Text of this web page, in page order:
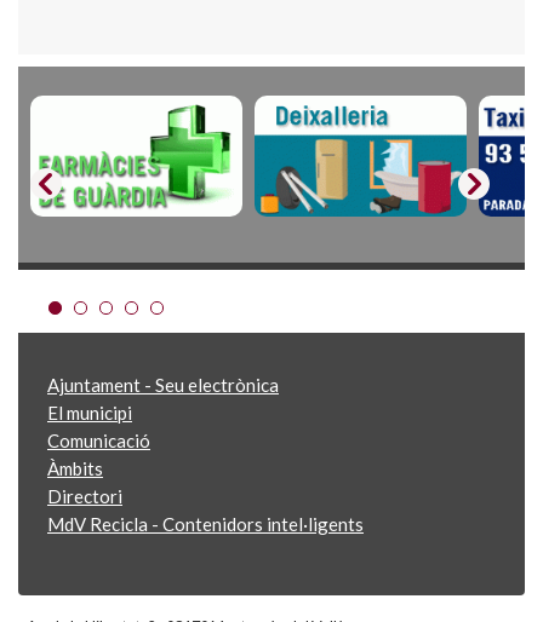
Ajuntament - Seu electrònica
El municipi
Comunicació
Àmbits
Directori
MdV Recicla - Contenidors intel·ligents